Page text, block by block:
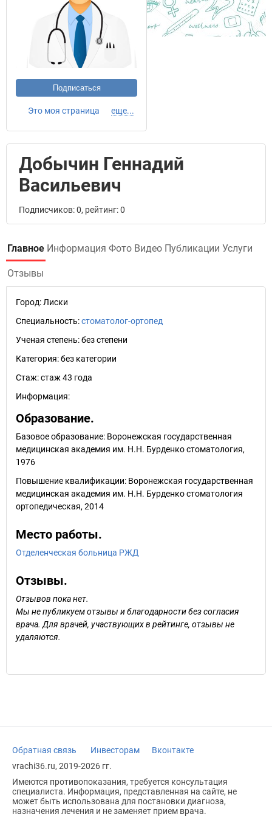
Подписаться
Это моя страница еще...
Добычин Геннадий
Васильевич
Подписчиков: 0, рейтинг: 0
Главное Информация Фото Видео Публикации Услуги
Отзывы
Город: Лиски
Специальность:стоматолог-ортопед
Ученая степень:без степени
Категория:без категории
Стаж:стаж 43 года
Информация:
Образование.
Базовое образование: Воронежская государственная
медицинская академия им. Н.Н. Бурденко стоматология,
1976
Повышение квалификации: Воронежская государственная
медицинская академия им. Н.Н. Бурденко стоматология
ортопедическая, 2014
Место работы.
Отделенческая больница РЖД
Отзывы.
Отзывов пока нет.
Мы не публикуем отзывы и благодарности без согласия
врача. Для врачей, участвующих в рейтинге, отзывы не
удаляются.
Обратная связь Инвесторам
Вконтакте
vrachi36.ru, 2019-2026 гг.
Имеются противопоказания, требуется консультация
специалиста. Информация, представленная на сайте, не
может быть использована для постановки диагноза,
назначения лечения и не заменяет прием врача.